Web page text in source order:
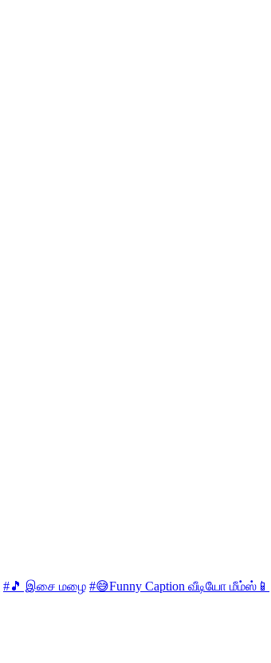
#🎵 இசை மழை #😅Funny Caption வீடியோ மீம்ஸ்📱